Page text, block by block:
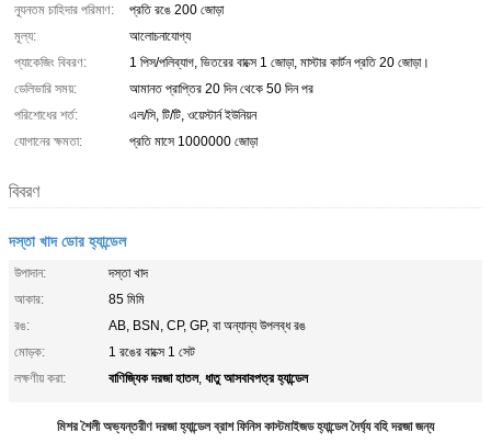
ন্যূনতম চাহিদার পরিমাণ:
প্রতি রঙে 200 জোড়া
মূল্য:
আলোচনাযোগ্য
প্যাকেজিং বিবরণ:
1 পিস/পলিব্যাগ, ভিতরের বাক্সে 1 জোড়া, মাস্টার কার্টন প্রতি 20 জোড়া।
ডেলিভারি সময়:
আমানত প্রাপ্তির 20 দিন থেকে 50 দিন পর
পরিশোধের শর্ত:
এল/সি, টি/টি, ওয়েস্টার্ন ইউনিয়ন
যোগানের ক্ষমতা:
প্রতি মাসে 1000000 জোড়া
বিবরণ
দস্তা খাদ ডোর হ্যান্ডেল
উপাদান:
দস্তা খাদ
আকার:
85 মিমি
রঙ:
AB, BSN, CP, GP, বা অন্যান্য উপলব্ধ রঙ
মোড়ক:
1 রঙের বাক্সে 1 সেট
লক্ষণীয় করা:
বাণিজ্যিক দরজা হাতল, ধাতু আসবাবপত্র হ্যান্ডেল
মিশর শৈলী অভ্যন্তরীণ দরজা হ্যান্ডেল ব্রাশ ফিনিস কাস্টমাইজড হ্যান্ডেল দৈর্ঘ্য বহি দরজা জন্য